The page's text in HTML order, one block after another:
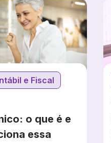
e Fiscal
o que é e
essa